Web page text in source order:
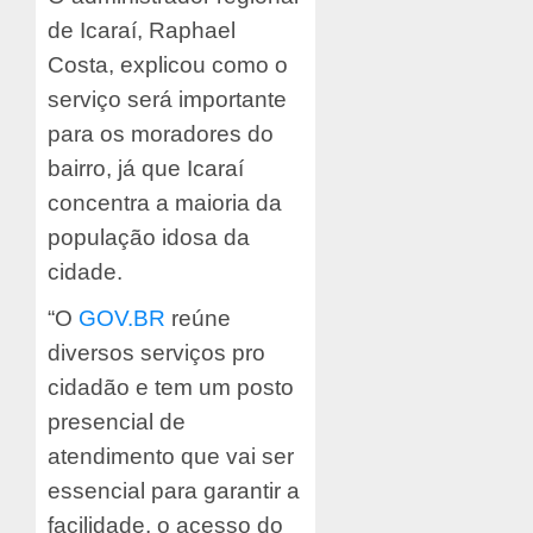
de Icaraí, Raphael
Costa, explicou como o
serviço será importante
para os moradores do
bairro, já que Icaraí
concentra a maioria da
população idosa da
cidade.
“O GOV.BR reúne
diversos serviços pro
cidadão e tem um posto
presencial de
atendimento que vai ser
essencial para garantir a
facilidade, o acesso do